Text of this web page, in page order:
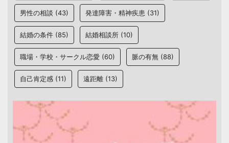
男性の相談 (43) 発達障害・精神疾患 (31)
結婚の条件 (85) 結婚相談所 (10)
職場・学校・サークル恋愛 (60) 脈の有無 (88)
自己肯定感 (11) 遠距離 (13)